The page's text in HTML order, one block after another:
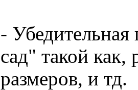
- Убедительная
сад" такой
размеров, и тд.